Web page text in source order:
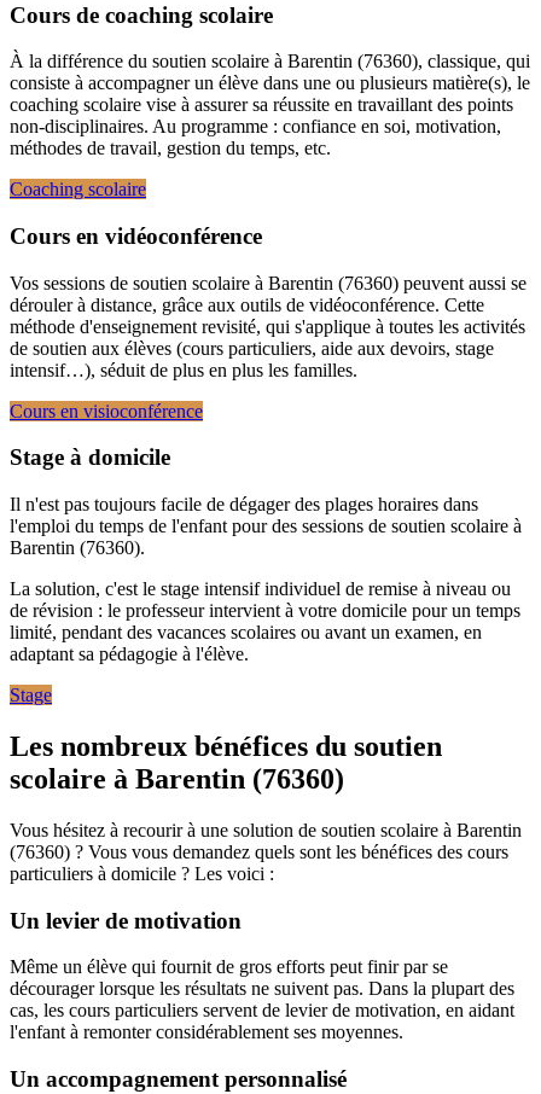
Cours de coaching scolaire
À la différence du soutien scolaire à Barentin (76360), classique, qui
consiste à accompagner un élève dans une ou plusieurs matière(s), le
coaching scolaire vise à assurer sa réussite en travaillant des points
non-disciplinaires. Au programme : confiance en soi, motivation,
méthodes de travail, gestion du temps, etc.
Coaching scolaire
Cours en vidéoconférence
Vos sessions de soutien scolaire à Barentin (76360) peuvent aussi se
dérouler à distance, grâce aux outils de vidéoconférence. Cette
méthode d'enseignement revisité, qui s'applique à toutes les activités
de soutien aux élèves (cours particuliers, aide aux devoirs, stage
intensif…), séduit de plus en plus les familles.
Cours en visioconférence
Stage à domicile
Il n'est pas toujours facile de dégager des plages horaires dans
l'emploi du temps de l'enfant pour des sessions de soutien scolaire à
Barentin (76360).
La solution, c'est le stage intensif individuel de remise à niveau ou
de révision : le professeur intervient à votre domicile pour un temps
limité, pendant des vacances scolaires ou avant un examen, en
adaptant sa pédagogie à l'élève.
Stage
Les nombreux bénéfices du soutien
scolaire à Barentin (76360)
Vous hésitez à recourir à une solution de soutien scolaire à Barentin
(76360) ? Vous vous demandez quels sont les bénéfices des cours
particuliers à domicile ? Les voici :
Un levier de motivation
Même un élève qui fournit de gros efforts peut finir par se
décourager lorsque les résultats ne suivent pas. Dans la plupart des
cas, les cours particuliers servent de levier de motivation, en aidant
l'enfant à remonter considérablement ses moyennes.
Un accompagnement personnalisé